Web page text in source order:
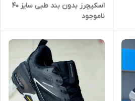
اسکیچرز بدون بند طبی سایز 40
تا 45 SKECHERS
ناموجود